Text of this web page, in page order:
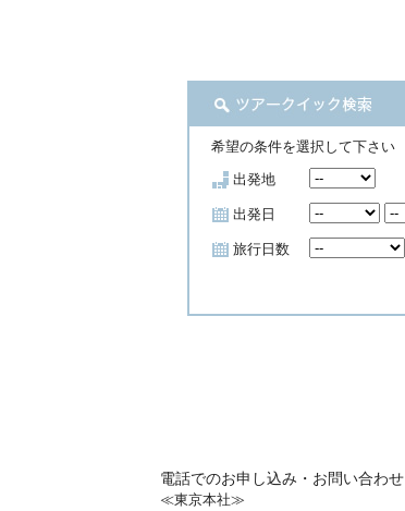
希望の条件を選択して下さい
出発地
出発日
旅行日数
電話でのお申し込み・お問い合わせ
≪東京本社≫